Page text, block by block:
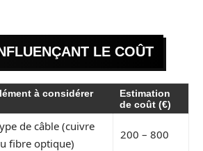
LE COÛT
à considérer
Estimation
de coût (€)
de câble (cuivre
fibre optique)
200 – 800